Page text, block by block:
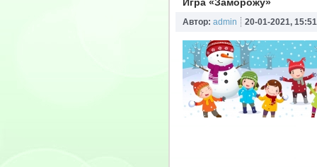
Автор: admin 20-01-2021, 15:51